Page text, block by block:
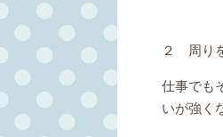
２ 周り
仕事でも
いが強く